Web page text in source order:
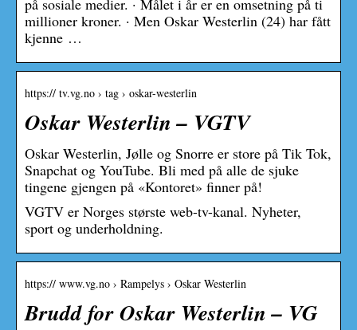
millioner kroner. · Men Oskar Westerlin (24) har fått
kjenne …
https:// tv.vg.no › tag › oskar-westerlin
Oskar Westerlin – VGTV
Oskar Westerlin, Jølle og Snorre er store på Tik Tok,
Snapchat og YouTube. Bli med på alle de sjuke
tingene gjengen på «Kontoret» finner på!
VGTV er Norges største web-tv-kanal. Nyheter,
sport og underholdning.
https:// www.vg.no › Rampelys › Oskar Westerlin
Brudd for Oskar Westerlin – VG